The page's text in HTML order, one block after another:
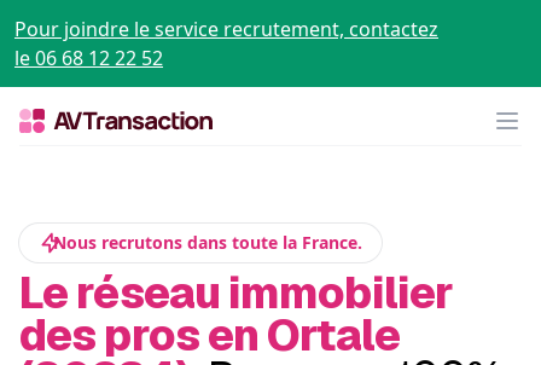
Pour joindre le service recrutement, contactez
le 06 68 12 22 52
Nous recrutons dans toute la France.
Le réseau immobilier
des pros en Ortale